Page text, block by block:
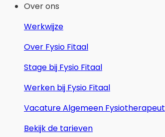
Over ons
Werkwijze
Over Fysio Fitaal
Stage bij Fysio Fitaal
Werken bij Fysio Fitaal
Vacature Algemeen Fysiotherapeut
Bekijk de tarieven